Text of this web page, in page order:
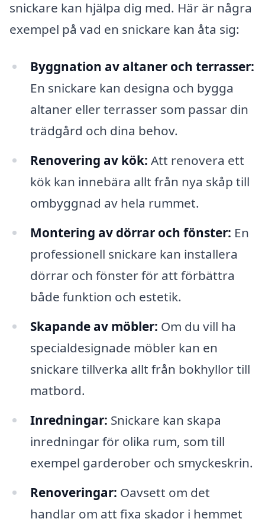
snickare kan hjälpa dig med. Här är några
exempel på vad en snickare kan åta sig:
Byggnation av altaner och terrasser:
En snickare kan designa och bygga
altaner eller terrasser som passar din
trädgård och dina behov.
Renovering av kök: Att renovera ett
kök kan innebära allt från nya skåp till
ombyggnad av hela rummet.
Montering av dörrar och fönster: En
professionell snickare kan installera
dörrar och fönster för att förbättra
både funktion och estetik.
Skapande av möbler: Om du vill ha
specialdesignade möbler kan en
snickare tillverka allt från bokhyllor till
matbord.
Inredningar: Snickare kan skapa
inredningar för olika rum, som till
exempel garderober och smyckeskrin.
Renoveringar: Oavsett om det
handlar om att fixa skador i hemmet